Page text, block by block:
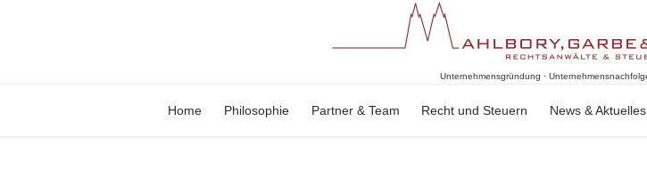
Unternehmensgründung ·
to
Home Philosophie Partner & Team Recht und Steuern News & Aktuelles